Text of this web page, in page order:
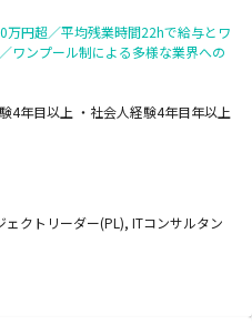
万円超／平均残業時間22hで給与とワ
ワンプール制による多様な業界への
4年目以上 ・社会人経験4年目年以上
クトリーダー(PL), ITコンサルタン